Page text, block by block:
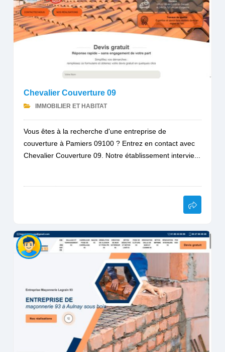
Chevalier Couverture 09
IMMOBILIER ET HABITAT
Vous êtes à la recherche d'une entreprise de
couverture à Pamiers 09100 ? Entrez en contact avec
Chevalier Couverture 09. Notre établissement intervie...